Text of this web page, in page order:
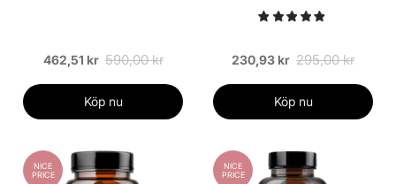
462,51 kr 590,00 kr
Köp nu
230,93 kr 295,00 kr
Köp nu
NICE
PRICE
NICE
PRICE